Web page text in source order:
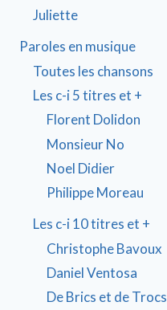
Juliette
Paroles en musique
Toutes les chansons
Les c-i 5 titres et +
Florent Dolidon
Monsieur No
Noel Didier
Philippe Moreau
Les c-i 10 titres et +
Christophe Bavoux
Daniel Ventosa
De Brics et de Trocs